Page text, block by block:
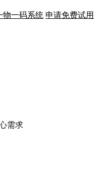
物一码系统 申请免费试用
需求